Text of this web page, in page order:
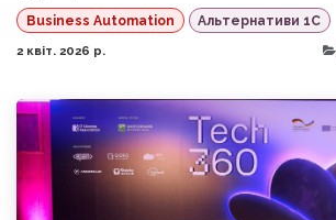
Business Automation
Альтернативи 1С
2 квіт. 2026 р.